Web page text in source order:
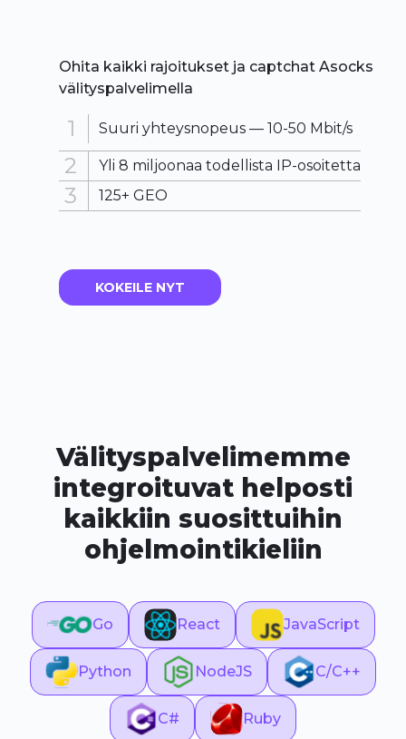
Ohita kaikki rajoitukset ja captchat Asocksin
välityspalvelimella
Suuri yhteysnopeus — 10-50 Mbit/s
Yli 8 miljoonaa todellista IP-osoitetta
125+ GEO
KOKEILE NYT
Välityspalvelimemme
integroituvat helposti
kaikkiin suosittuihin
ohjelmointikieliin
Go React JavaScript
Python NodeJS C/C++
C# Ruby